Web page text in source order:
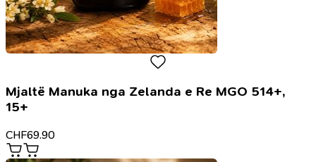
Mjaltë Manuka nga Zelanda e Re MGO 514+,
15+
CHF69.90